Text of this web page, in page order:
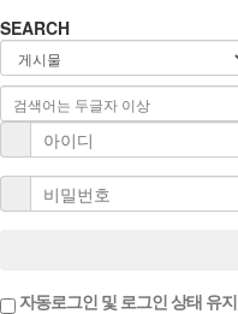
SEARCH
자동로그인 및 로그인 상태 유지